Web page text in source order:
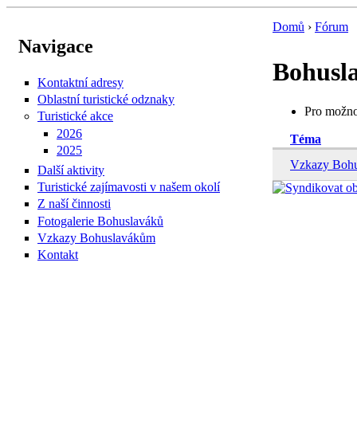
Navigace
Kontaktní adresy
Oblastní turistické odznaky
Turistické akce
2026
2025
Další aktivity
Turistické zajímavosti v našem okolí
Z naší činnosti
Fotogalerie Bohuslaváků
Vzkazy Bohuslavákům
Kontakt
Domů › Fórum
Pro
Téma
Vzkazy